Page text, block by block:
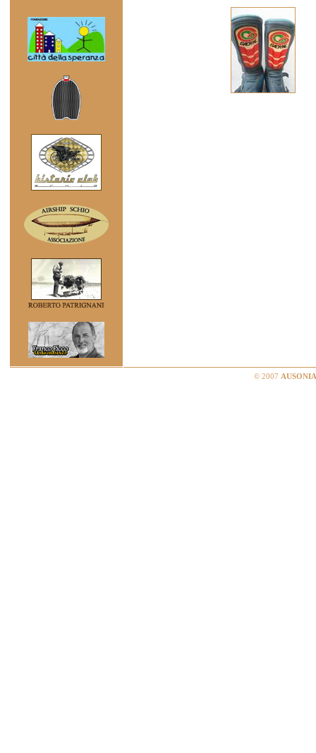
© 2007